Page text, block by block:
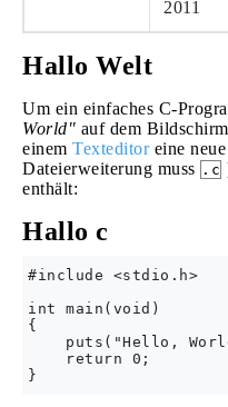
2011
Hallo Welt
Um ein einfaches C-
World" auf dem Bildschirm
einem Texteditoreine
Dateierweiterung muss .c
enthält:
Hallo c
#include <stdio.h>
int main(void)
{
puts("Hello,
    return 0;